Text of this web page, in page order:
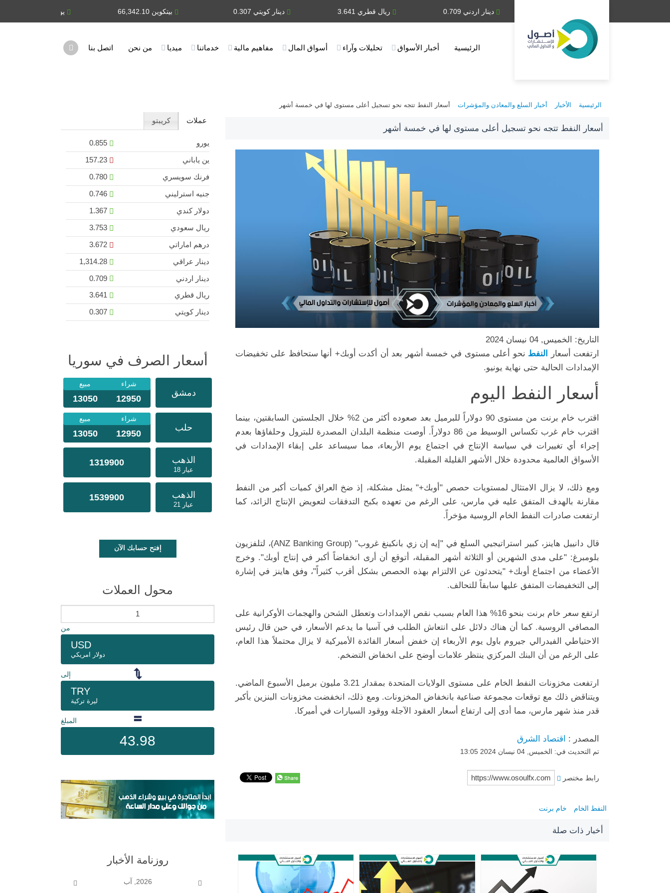
بيتكوين 66,342.10 يورو 0.855 دينار اردني 0.709 ريال قطري 3.641 دينار كويتي 0.307
الرئيسية أخبار الأسواق تحليلات وآراء أسواق المال مفاهيم مالية خدماتنا ميديا من نحن اتصل بنا
الرئيسية الأخبار أخبار السلع والمعادن والمؤشرات أسعار النفط تتجه نحو تسجيل أعلى مستوى لها في خمسة أشهر
أسعار النفط تتجه نحو تسجيل أعلى مستوى لها في خمسة أشهر
التاريخ: الخميس, 04 نيسان 2024
ارتفعت أسعار
النفط نحو أعلى مستوى في خمسة أشهر بعد أن أكدت أوبك+ أنها ستحافظ على تخفيضات
الإمدادات الحالية حتى نهاية يونيو.
أسعار النفط اليوم
اقترب خام برنت من مستوى 90 دولاراً للبرميل بعد صعوده أكثر من 2% خلال الجلستين السابقتين، بينما
اقترب خام غرب تكساس الوسيط من 86 دولاراً. أوصت منظمة البلدان المصدرة للبترول وحلفاؤها بعدم
إجراء أي تغييرات في سياسة الإنتاج في اجتماع يوم الأربعاء، مما سيساعد على إبقاء الإمدادات في
الأسواق العالمية محدودة خلال الأشهر القليلة المقبلة.
ومع ذلك، لا يزال الامتثال لمستويات حصص "أوبك+" يمثل مشكلة، إذ ضخ العراق كميات أكبر من النفط
مقارنة بالهدف المتفق عليه في مارس، على الرغم من تعهده بكبح التدفقات لتعويض الإنتاج الزائد، كما
ارتفعت صادرات النفط الخام الروسية مؤخراً.
قال دانييل هاينز، كبير استراتيجيي السلع في "إيه إن زي بانكينغ غروب" (ANZ Banking Group)، لتلفزيون
بلومبرغ: "على مدى الشهرين أو الثلاثة أشهر المقبلة، أتوقع أن أرى انخفاضاً أكبر في إنتاج أوبك". وخرج
الأعضاء من اجتماع أوبك+ "يتحدثون عن الالتزام بهذه الحصص بشكل أقرب كثيراً"، وفق هاينز في إشارة
إلى التخفيضات المتفق عليها سابقاً للتحالف.
ارتفع سعر خام برنت بنحو 16% هذا العام بسبب نقص الإمدادات وتعطل الشحن والهجمات الأوكرانية على
المصافي الروسية. كما أن هناك دلائل على انتعاش الطلب في آسيا ما يدعم الأسعار، في حين قال رئيس
الاحتياطي الفيدرالي جيروم باول يوم الأربعاء إن خفض أسعار الفائدة الأميركية لا يزال محتملاً هذا العام،
على الرغم من أن البنك المركزي ينتظر علامات أوضح على انخفاض التضخم.
ارتفعت مخزونات النفط الخام على مستوى الولايات المتحدة بمقدار 3.21 مليون برميل الأسبوع الماضي.
ويتناقض ذلك مع توقعات مجموعة صناعية بانخفاض المخزونات. ومع ذلك، انخفضت مخزونات البنزين بأكبر
قدر منذ شهر مارس، مما أدى إلى ارتفاع أسعار العقود الآجلة ووقود السيارات في أميركا.
المصدر : اقتصاد الشرق
تم التحديث في: الخميس, 04 نيسان 2024 13:05
رابط مختصر
النفط الخام خام برنت
أخبار ذات صلة
عملات كريبتو
يورو
ين ياباني
فرنك سويسري
جنيه استرليني
دولار كندي
ريال سعودي
درهم اماراتي
دينار عراقي
دينار اردني
ريال قطري
دينار كويتي
أسعار الصرف في سوريا
دمشق
شراء مبيع
12950
13050
حلب
شراء مبيع
12950
13050
الذهب
عيار 18
1319900
الذهب
عيار 21
1539900
إفتح حسابك الآن
محول العملات
من
USD
دولار امريكي
إلى
TRY
ليرة تركية
المبلغ
43.98
روزنامة الأخبار
2026, آب